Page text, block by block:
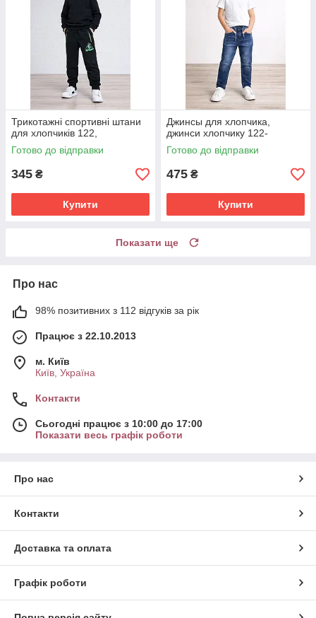
Трикотажні спортивні штани
для хлопчиків 122,
Готово до відправки
345 ₴
Купити
Джинсы для хлопчика,
джинси хлопчику 122-
Готово до відправки
475 ₴
Купити
Показати ще
Про нас
98% позитивних з 112 відгуків за рік
Працює з 22.10.2013
м. Київ
Київ, Україна
Контакти
Сьогодні працює з 10:00 до 17:00
Показати весь графік роботи
Про нас
Контакти
Доставка та оплата
Графік роботи